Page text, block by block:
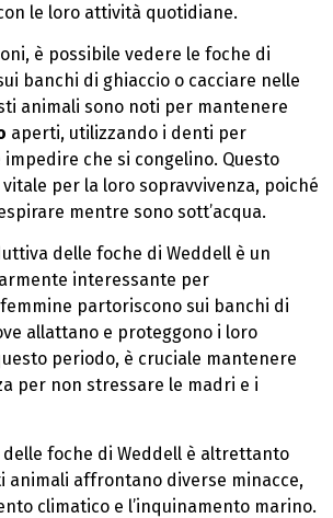
le loro attività quotidiane.
è possibile vedere le foche di
banchi di ghiaccio o cacciare nelle
animali sono noti per mantenere
aperti, utilizzando i denti per
che si congelino. Questo
per la loro sopravvivenza, poiché
mentre sono sott’acqua.
delle foche di Weddell è un
interessante per
femmine partoriscono sui banchi di
allattano e proteggono i loro
periodo, è cruciale mantenere
per non stressare le madri e i
delle foche di Weddell è altrettanto
animali affrontano diverse minacce,
climatico e l’inquinamento marino.